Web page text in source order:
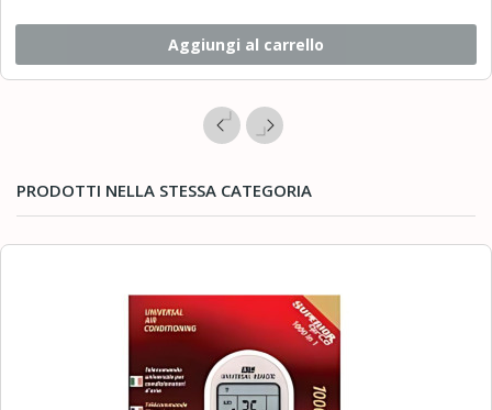
Aggiungi al carrello
PRODOTTI NELLA STESSA CATEGORIA